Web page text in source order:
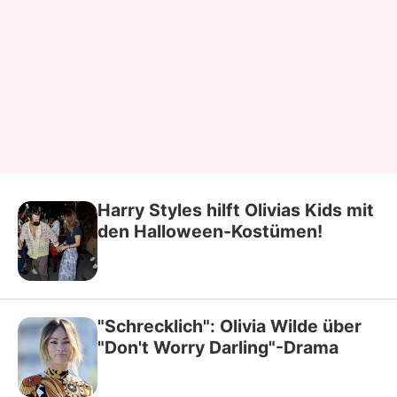
Harry Styles hilft Olivias Kids mit
den Halloween-Kostümen!
"Schrecklich": Olivia Wilde über
"Don't Worry Darling"-Drama